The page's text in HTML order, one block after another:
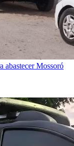
abastecer Mossoró